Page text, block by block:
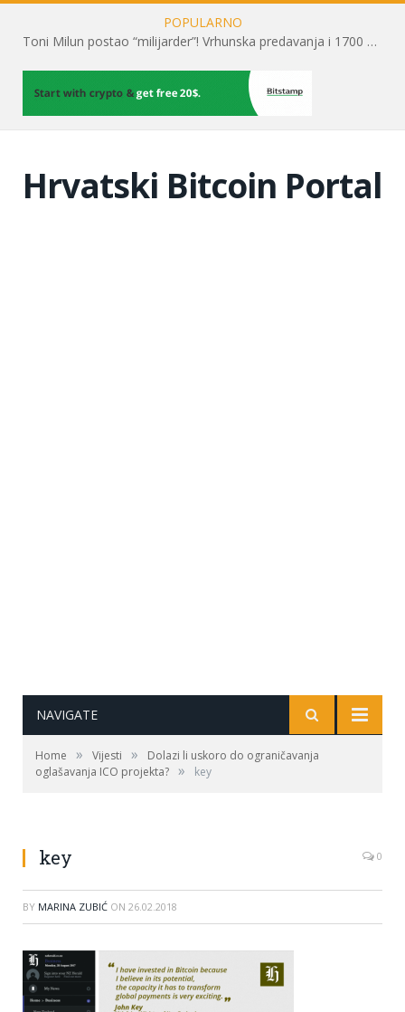
POPULARNO
Toni Milun postao “milijarder”! Vrhunska predavanja i 1700 posjetitelja obilježili su mjesec financijske pismenosti
Hrvatski Bitcoin Portal
NAVIGATE
Home » Vijesti »
Dolazi li uskoro do ograničavanja
oglašavanja ICO projekta? » key
key 0
BY MARINA ZUBIĆ ON 26.02.2018